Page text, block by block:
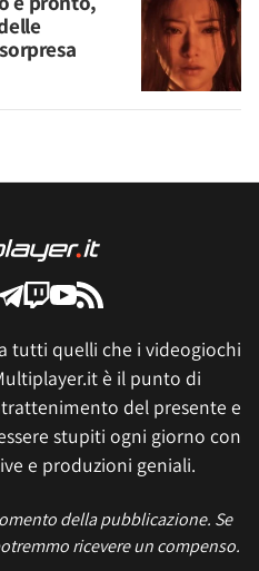
tutti quelli che i videogiochi
è il punto di
del presente e
stupiti ogni giorno con
e produzioni geniali.
della pubblicazione. Se
ricevere un compenso.